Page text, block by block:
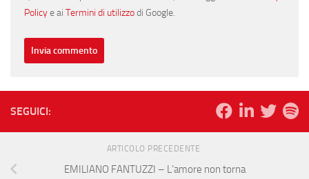
Policye ai Termini di utilizzodi Google.
SEGUICI:
ARTICOLO PRECEDENTE
EMILIANO FANTUZZI – L’amore non torna